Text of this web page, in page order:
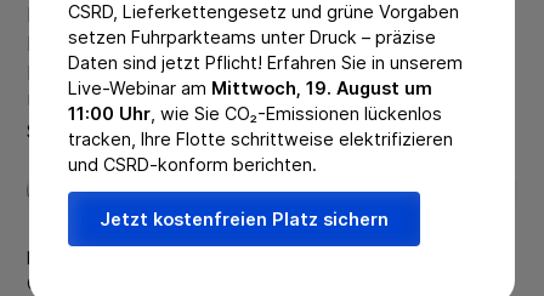
CSRD, Lieferkettengesetz und grüne Vorgaben
setzen Fuhrparkteams unter Druck – präzise
Daten sind jetzt Pflicht! Erfahren Sie in unserem
Live-Webinar am Mittwoch, 19. August um
11:00 Uhr , wie Sie CO₂-Emissionen lückenlos
tracken, Ihre Flotte schrittweise elektrifizieren
und CSRD-konform berichten.
Jetzt kostenfreien Platz sichern
In der Urlaubszeit nutzen viele Arbeitnehmer ihren
Dienstwagen. Ob das erlaubt ist und welche
Regelungen für den Gebrauch von Dienstwagen im
Urlaub entscheidend sind, erfahren Sie an dieser
Stelle.
23.07.2021
Die Urlaubszeit ist in vollem Gange und durch die globale
Corona Krise greifen noch viel mehr Arbeitnehmer auf das